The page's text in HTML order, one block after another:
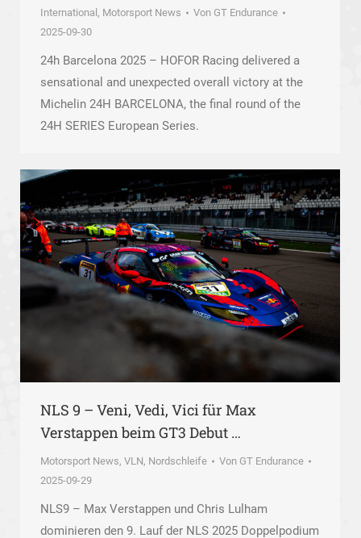
International , Motorsport News Von GT Endurance
2025-09-30
24h Barcelona 2025 – HOFOR Racing delivered a
sensational and unexpected overall victory at the
Michelin 24H BARCELONA, the final round of the
24H SERIES European Series.
NLS 9 – Veni, Vedi, Vici für Max
Verstappen beim GT3 Debut …
Motorsport News, VLN, Nordschleife Von GT Endurance
2025-09-29
NLS9 – Max Verstappen und Chris Lulham
dominieren den 9. Lauf der NLS 2025 Doppelpodium